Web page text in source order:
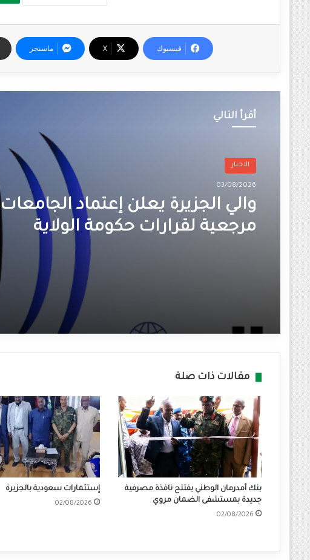
فيسبوك ‫X ماسنجر
أقرأ التالي
الاخبار
03/08/2026
والي الجزيرة يعلن إعتماد الجامعات
مرجعية لقرارات حكومة الولاية
مقالات ذات صلة
بنك أمدرمان الوطني يفتتح نافذة مصرفية
جديدة بمستشفى الضمان مروي
02/08/2026
إستثمارات سعودية بالجزيرة
02/08/2026